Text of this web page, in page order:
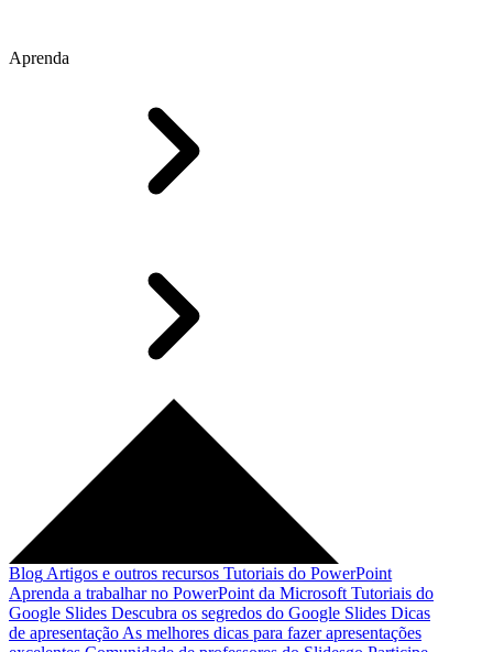
Aprenda
Blog Artigos e outros recursos Tutoriais do PowerPoint
Aprenda a trabalhar no PowerPoint da Microsoft Tutoriais do
Google Slides Descubra os segredos do Google Slides Dicas
de apresentação As melhores dicas para fazer apresentações